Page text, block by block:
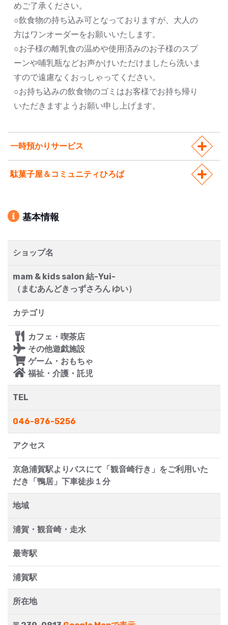
めご了承ください。
○飲食物の持ち込み可となっておりますが、大人の
方はワンオーダーをお願いいたします。
○お子様の離乳食の温めや使用済みのお子様のスプ
ーンや哺乳瓶などお声かけいただけましたら洗いま
すので遠慮なくおっしゃってください。
○お持ち込みの飲食物のゴミはお客様でお持ち帰り
いただきますようお願い申し上げます。
一時預かりサービス
駄菓子屋＆コミュニティひろば
基本情報
ショップ名
mam & kids salon 結-Yui-
（まむあんどきっずさろん ゆい）
カテゴリ
カフェ・喫茶店
その他遊戯施設
ゲーム・おもちゃ
福祉・介護・託児
TEL
046-876-5256
アクセス
京急浦賀駅よりバスにて「観音崎行き」をご利用いた
だき「鴨居」下車徒歩１分
地域
浦賀・観音崎・走水
最寄駅
浦賀駅
所在地